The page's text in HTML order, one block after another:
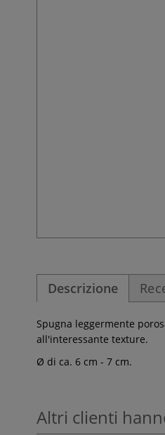
Descrizione
Spugna leggermente
all'interessante texture.
Ø di ca. 6 cm - 7 cm.
Altri clienti